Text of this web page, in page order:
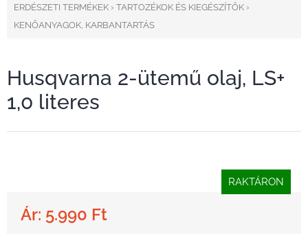
ERDÉSZETI TERMÉKEK › TARTOZÉKOK ÉS KIEGÉSZÍTŐK ›
KENŐANYAGOK, KARBANTARTÁS
Husqvarna 2-ütemű olaj, LS+
1,0 literes
RAKTÁRON
Ár: 5.990 Ft